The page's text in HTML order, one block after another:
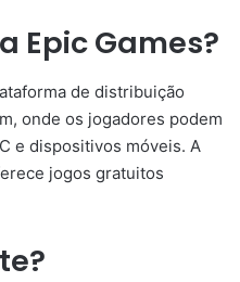
Epic Games?
de distribuição
onde os jogadores podem
e dispositivos móveis. A
jogos gratuitos